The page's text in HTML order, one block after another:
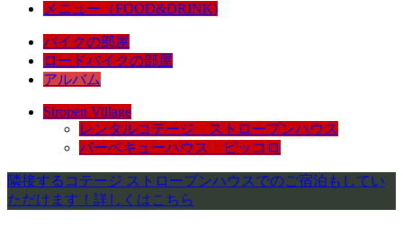
メニュー（FOOD&DRINK)
バイクの部屋
ロードバイクの部屋
アルバム
Stropen Village
レンタルコテージ ストロープンハウス
バーベキューハウス ピッコロ
隣接するコテージ ストロープンハウスでのご宿泊もしてい
ただけます！詳しくはこちら